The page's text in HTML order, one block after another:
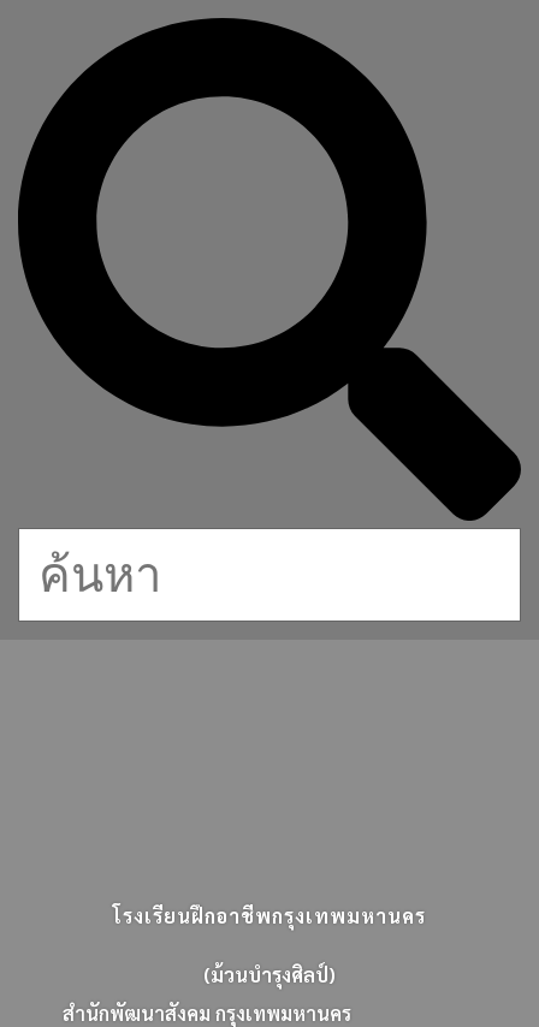
โรงเรียนฝึกอาชีพกรุงเทพมหานคร
(ม้วนบำรุงศิลป์)
สนกพฒนาสงคม กรงเทพมหานคร